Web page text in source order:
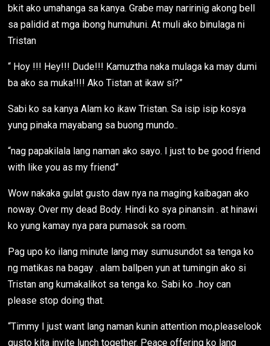
bkit ako umahanga sa kanya. Grabe may naririnig akong bell
sa palidid at mga ibong humuhuni. At muli ako binulaga ni
Tristan
“ Hoy !!! Hey!!! Dude!!! Kamuztha naka mulaga ka may dumi
ba ako sa muka!!!! Ako Tistan at ikaw si?”
Sabi ko sa kanya Alam ko ikaw Tristan. Sa isip isip kosya
yung pinaka mayabang sa buong mundo..
“nag papakilala lang naman ako sayo. I just to be good friend
with like you as my friend”
Wow nakaka gulat gusto daw nya na maging kaibagan ako
noway. Over my dead Body. Hindi ko sya pinansin . at hinawi
ko yung kamay nya para pumasok sa room.
Pag upo ko ilang minute lang may sumusundot sa tenga ko
ng matikas na bagay . alam ballpen yun at tumingin ako si
Tristan ang kumakalikot sa tenga ko. Sabi ko ..hoy can
please stop doing that.
“Timmy I just want lang naman kunin attention mo,pleaselook
gusto kita invite lunch together. Peace offering ko lang